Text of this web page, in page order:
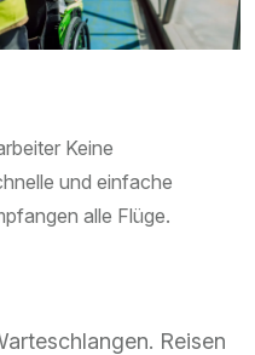
Keine
und einfache
alle Flüge.
Reisen